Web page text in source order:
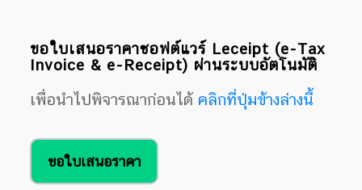
ขอใบเสนอราคาซอฟต์แวร์ Leceipt (e-Tax
Invoice & e-Receipt) ผ่านระบบอัตโนมัติ
เพื่อนำไปพิจารณาก่อนได้ คลิกที่ปุ่มข้างล่างนี้
ขอใบเสนอราคา